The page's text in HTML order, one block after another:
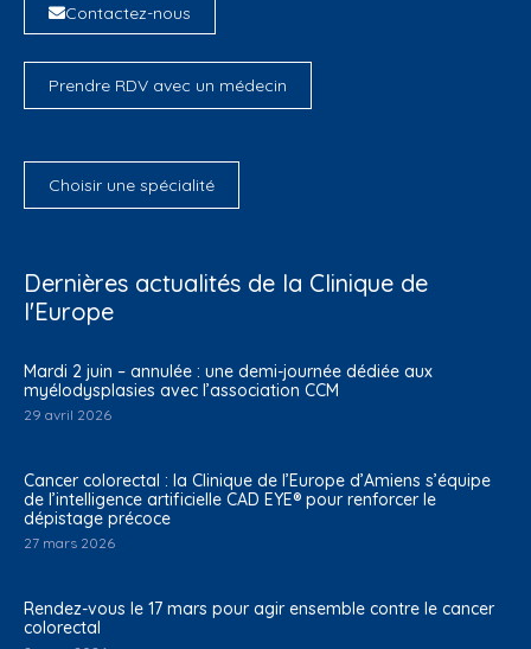
Contactez-nous
Prendre RDV avec un médecin
Choisir une spécialité
Dernières actualités de la Clinique de
l'Europe
Mardi 2 juin – annulée : une demi-journée dédiée aux
myélodysplasies avec l’association CCM
29 avril 2026
Cancer colorectal : la Clinique de l’Europe d’Amiens s’équipe
de l’intelligence artificielle CAD EYE® pour renforcer le
dépistage précoce
27 mars 2026
Rendez-vous le 17 mars pour agir ensemble contre le cancer
colorectal